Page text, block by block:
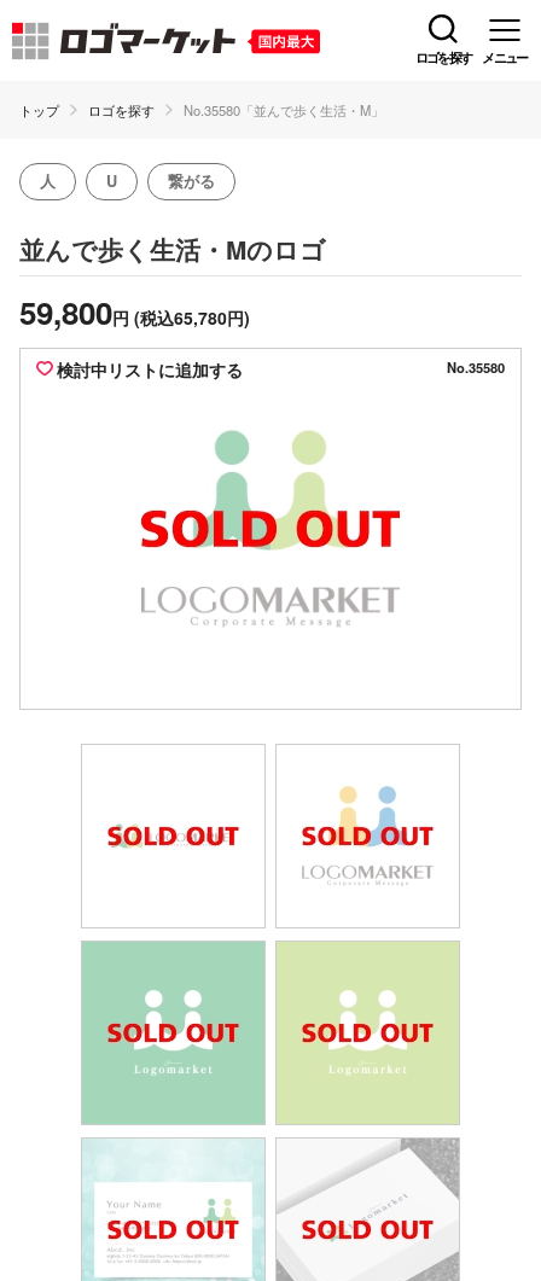
ロゴを探す メニュー
トップ ロゴを探す No.35580「並んで歩く生活・M」
人 U 繋がる
並んで歩く生活・Mのロゴ
59,800円 (税込65,780円)
検討中リストに追加する No.35580